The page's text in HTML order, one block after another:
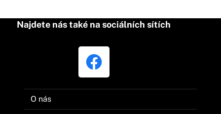
Najdete nás také na sociálních sítích
O nás